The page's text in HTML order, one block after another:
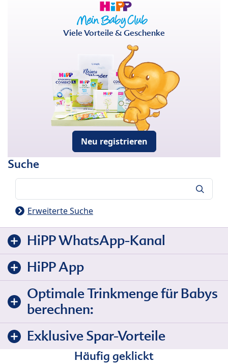
Viele Vorteile & Geschenke
Neu registrieren
Suche
Erweiterte Suche
HiPP WhatsApp-Kanal
HiPP App
Optimale Trinkmenge für Babys
berechnen:
Exklusive Spar-Vorteile
Häufig geklickt